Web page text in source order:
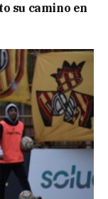
su camino en